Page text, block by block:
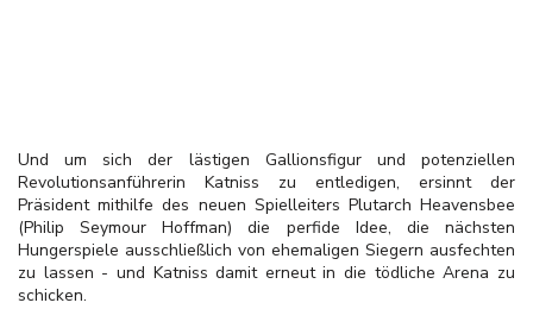
Und um sich der lästigen Gallionsfigur und potenziellen
Revolutionsanführerin Katniss zu entledigen, ersinnt der
Präsident mithilfe des neuen Spielleiters Plutarch Heavensbee
(Philip Seymour Hoffman) die perfide Idee, die nächsten
Hungerspiele ausschließlich von ehemaligen Siegern ausfechten
zu lassen - und Katniss damit erneut in die tödliche Arena zu
schicken.